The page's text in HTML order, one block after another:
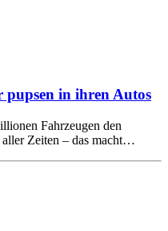
in ihren Autos
Fahrzeugen den
aller Zeiten – das macht…